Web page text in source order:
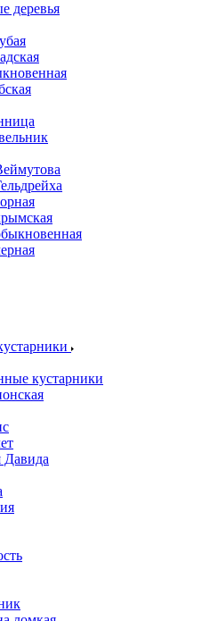
деревья
кустарники
Давида